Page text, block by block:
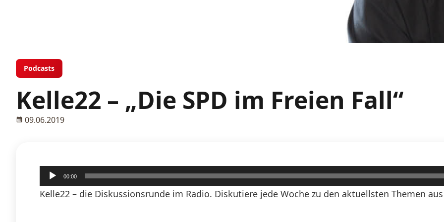
Podcasts
Kelle22 – „Die SPD im Freien Fall“
09.06.2019
Audio-
Player
00:00
Kelle22 – die Diskussionsrunde im Radio. Diskutiere jede Woche zu den aktuellsten Themen